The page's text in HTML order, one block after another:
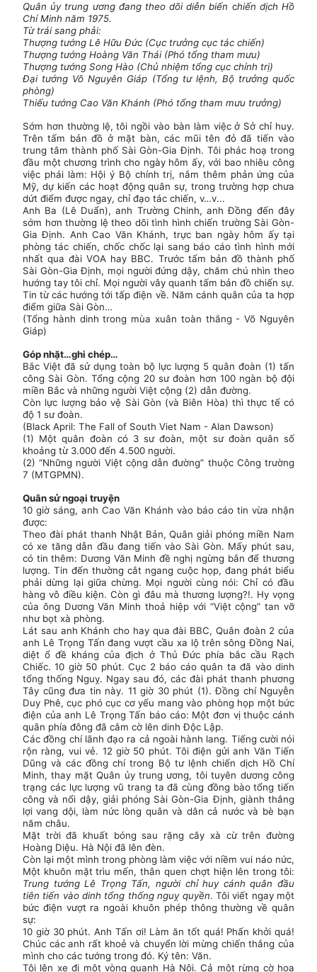
Quân ủy trung ương đang theo dõi diễn biến chiến dịch Hồ
Chí Minh năm 1975.
Từ trái sang phải:
Thượng tướng Lê Hữu Đức (Cục trưởng cục tác chiến)
Thượng tướng Hoàng Văn Thái (Phó tổng tham mưu)
Thượng tướng Song Hào (Chủ nhiệm tổng cục chính trị)
Đại tướng Võ Nguyên Giáp (Tổng tư lệnh, Bộ trưởng quốc
phòng)
Thiếu tướng Cao Văn Khánh (Phó tổng tham mưu trưởng)
Sớm hơn thường lệ, tôi ngồi vào bàn làm việc ở Sở chỉ huy.
Trên tấm bản đồ ở mặt bàn, các mũi tên đỏ đã tiến vào
trung tâm thành phố Sài Gòn-Gia Định. Tôi phác hoạ trong
đầu một chương trình cho ngày hôm ấy, với bao nhiêu công
việc phái làm: Hội ý Bộ chính trị, nắm thêm phản ứng của
Mỹ, dự kiến các hoạt động quân sự, trong trường hợp chưa
dứt điểm được ngay, chỉ đạo tác chiến, v…v...
Anh Ba (Lê Duẩn), anh Trường Chinh, anh Đồng đến đây
sớm hơn thường lệ theo dõi tình hình chiến trường Sài Gòn-
Gia Định. Anh Cao Văn Khánh, trực ban ngày hôm ấy tại
phòng tác chiến, chốc chốc lại sang báo cáo tình hình mới
nhất qua đài VOA hay BBC. Trước tấm bản đồ thành phố
Sài Gòn-Gia Định, mọi người đứng dậy, chăm chú nhìn theo
hướng tay tôi chỉ. Mọi người vây quanh tấm bản đồ chiến sự.
Tin từ các hướng tới tấp điện về. Năm cánh quân của ta hợp
điểm giữa Sài Gòn…
(Tổng hành dinh trong mùa xuân toàn thắng - Võ Nguyên
Giáp)
Góp nhặt…ghi chép…
Bắc Việt đã sử dụng toàn bộ lực lượng 5 quân đoàn (1) tấn
công Sài Gòn. Tổng cộng 20 sư đoàn hơn 100 ngàn bộ đội
miền Bắc và những người Việt cộng (2) dẫn đường.
Còn lực lượng bảo vệ Sài Gòn (và Biên Hòa) thì thực tế có
độ 1 sư đoàn.
(Black April: The Fall of South Viet Nam - Alan Dawson)
(1) Một quân đoàn có 3 sư đoàn, một sư đoàn quân số
khoảng từ 3.000 đến 4.500 người.
(2) “Những người Việt cộng dẫn đường” thuộc Công trường
7 (MTGPMN).
Quân sử ngoại truyện
10 giờ sáng, anh Cao Văn Khánh vào báo cáo tin vừa nhận
được:
Theo đài phát thanh Nhật Bản, Quân giải phóng miền Nam
có xe tăng dẫn đầu đang tiến vào Sài Gòn. Mấy phút sau,
có tin thêm: Dương Văn Minh đề nghị ngừng bắn để thương
lượng. Tin đến thường cắt ngang cuộc họp, đang phát biểu
phải dừng lại giữa chừng. Mọi người cùng nói: Chỉ có đầu
hàng vô điều kiện. Còn gì đâu mà thương lượng?!. Hy vọng
của ông Dương Văn Minh thoả hiệp với “Việt cộng” tan vỡ
như bọt xà phòng.
Lát sau anh Khánh cho hay qua đài BBC, Quân đoàn 2 của
anh Lê Trọng Tấn đang vượt cầu xa lộ trên sông Đồng Nai,
diệt ổ đề kháng của địch ở Thủ Đức phía bắc cầu Rạch
Chiếc. 10 giờ 50 phút. Cục 2 báo cáo quân ta đã vào dinh
tổng thống Nguỵ. Ngay sau đó, các đài phát thanh phương
Tây cũng đưa tin này. 11 giờ 30 phút (1). Đồng chí Nguyễn
Duy Phê, cục phó cục cơ yếu mang vào phòng họp một bức
điện của anh Lê Trọng Tấn báo cáo: Một đơn vị thuộc cánh
quân phía đông đã cắm cờ lên dinh Độc Lập.
Các đồng chí lãnh đạo ra cả ngoài hành lang. Tiếng cười nói
rộn ràng, vui vẻ. 12 giờ 50 phút. Tôi điện gửi anh Văn Tiến
Dũng và các đồng chí trong Bộ tư lệnh chiến dịch Hồ Chí
Minh, thay mặt Quân ủy trung ương, tôi tuyên dương công
trạng các lực lượng vũ trang ta đã cùng đồng bào tổng tiến
công và nổi dậy, giải phóng Sài Gòn-Gia Định, giành thắng
lợi vang dội, làm nức lòng quân và dân cả nước và bè bạn
năm châu.
Mặt trời đã khuất bóng sau rặng cây xà cừ trên đường
Hoàng Diệu. Hà Nội đã lên đèn.
Còn lại một mình trong phòng làm việc với niềm vui náo nức,
Một khuôn mặt trìu mến, thân quen chợt hiện lên trong tôi:
Trung tướng Lê Trọng Tấn, người chỉ huy cánh quân đầu
tiên tiến vào dinh tổng thống nguỵ quyền. Tôi viết ngay một
bức điện vượt ra ngoài khuôn phép thông thường về quân
sự:
10 giờ 30 phút. Anh Tấn ơi! Làm ăn tốt quá! Phấn khởi quá!
Chúc các anh rất khoẻ và chuyển lời mừng chiến thắng của
mình cho các tướng trong đó. Ký tên: Văn.
Tôi lên xe đi một vòng quanh Hà Nội. Cả một rừng cờ hoa